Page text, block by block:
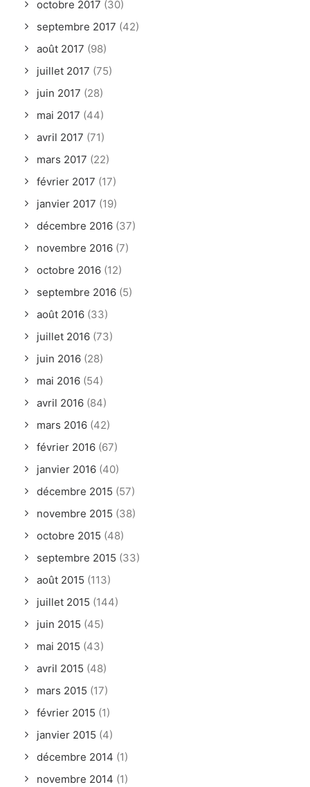
octobre 2017 (30)
septembre 2017 (42)
août 2017 (98)
juillet 2017 (75)
juin 2017 (28)
mai 2017 (44)
avril 2017 (71)
mars 2017 (22)
février 2017 (17)
janvier 2017 (19)
décembre 2016 (37)
novembre 2016 (7)
octobre 2016 (12)
septembre 2016 (5)
août 2016 (33)
juillet 2016 (73)
juin 2016 (28)
mai 2016 (54)
avril 2016 (84)
mars 2016 (42)
février 2016 (67)
janvier 2016 (40)
décembre 2015 (57)
novembre 2015 (38)
octobre 2015 (48)
septembre 2015 (33)
août 2015 (113)
juillet 2015 (144)
juin 2015 (45)
mai 2015 (43)
avril 2015 (48)
mars 2015 (17)
février 2015 (1)
janvier 2015 (4)
décembre 2014 (1)
novembre 2014 (1)